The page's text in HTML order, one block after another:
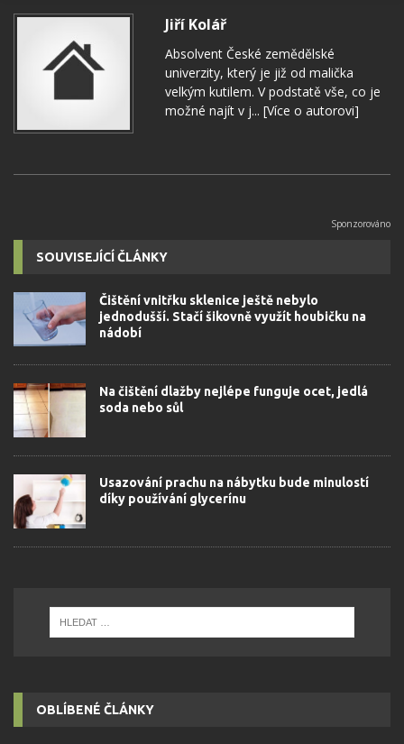
Jiří Kolář
Absolvent České zemědělské
univerzity, který je již od malička
velkým kutilem. V podstatě vše, co je
možné najít v j... [Více o autorovi]
SOUVISEJÍCÍ ČLÁNKY
Čištění vnitřku sklenice ještě nebylo
jednodušší. Stačí šikovně využít houbičku na
nádobí
Na čištění dlažby nejlépe funguje ocet, jedlá
soda nebo sůl
Usazování prachu na nábytku bude minulostí
díky používání glycerínu
OBLÍBENÉ ČLÁNKY